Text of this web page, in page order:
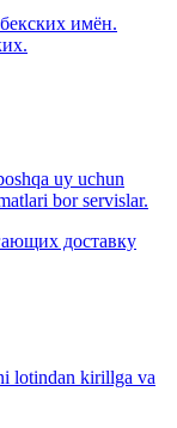
имён.
uy uchun
bor servislar.
доставку
lotindan kirillga va